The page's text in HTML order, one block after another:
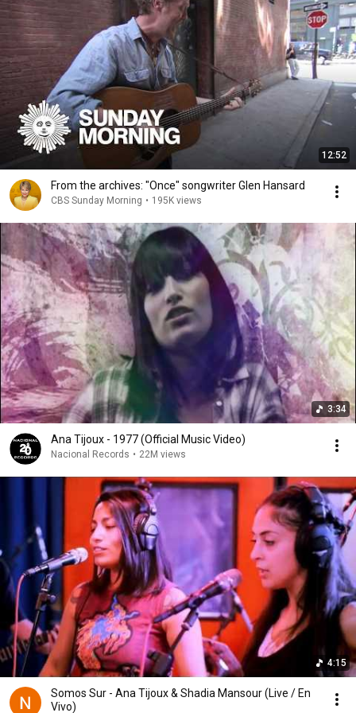
Pero cuando mi pena se condena, la realidad se
presenta
12:52
From the archives: "Once" songwriter Glen Hansard
CBS Sunday Morning • 195K views
3:34
Ana Tijoux - 1977 (Official Music Video)
Nacional Records • 22M views
4:15
Somos Sur - Ana Tijoux & Shadia Mansour (Live / En
Vivo)